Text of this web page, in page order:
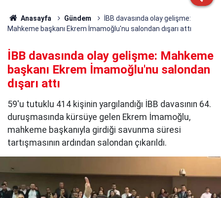
Anasayfa Gündem
İBB davasında olay gelişme:
Mahkeme başkanı Ekrem İmamoğlu'nu salondan dışarı attı
İBB davasında olay gelişme: Mahkeme
başkanı Ekrem İmamoğlu'nu salondan
dışarı attı
59'u tutuklu 414 kişinin yargılandığı İBB davasının 64.
duruşmasında kürsüye gelen Ekrem İmamoğlu,
mahkeme başkanıyla girdiği savunma süresi
tartışmasının ardından salondan çıkarıldı.